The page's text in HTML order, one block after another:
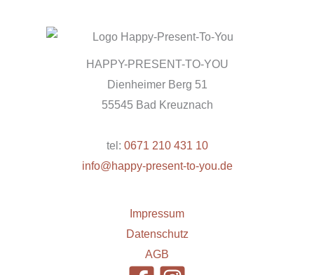
HAPPY-PRESENT-TO-YOU
Dienheimer Berg 51
55545 Bad Kreuznach
tel: 0671 210 431 10
info@happy-present-to-you.de
Impressum
Datenschutz
AGB